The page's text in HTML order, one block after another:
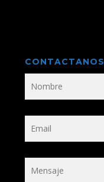
CONTACTANOS